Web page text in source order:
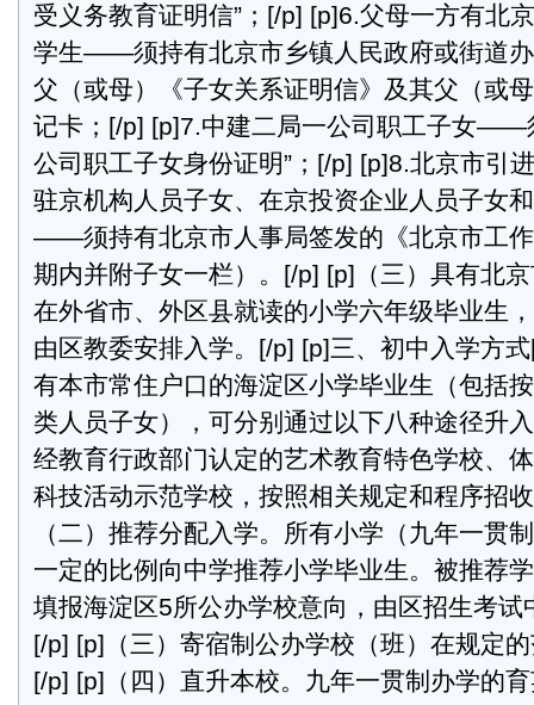
受义务教育证明信”；[/p] [p]6.父母一方有北
学生——须持有北京市乡镇人民政府或街道
父（或母）《子女关系证明信》及其父（或
记卡；[/p] [p]7.中建二局一公司职工子女——
公司职工子女身份证明”；[/p] [p]8.北京市引
驻京机构人员子女、在京投资企业人员子女
——须持有北京市人事局签发的《北京市工
期内并附子女一栏）。[/p] [p]（三）具有北
在外省市、外区县就读的小学六年级毕业生
由区教委安排入学。[/p] [p]三、初中入学方
有本市常住户口的海淀区小学毕业生（包括
类人员子女），可分别通过以下八种途径升
经教育行政部门认定的艺术教育特色学校、
科技活动示范学校，按照相关规定和程序招
（二）推荐分配入学。所有小学（九年一贯
一定的比例向中学推荐小学毕业生。被推荐
填报海淀区5所公办学校意向，由区招生考试
[/p] [p]（三）寄宿制公办学校（班）在规定
[/p] [p]（四）直升本校。九年一贯制办学的